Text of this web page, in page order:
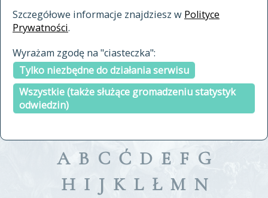
Szczegółowe informacje znajdziesz w Polityce
Prywatności.
Wyrażam zgodę na "ciasteczka":
Tylko niezbędne do działania serwisu
Wszystkie (także służące gromadzeniu statystyk
odwiedzin)
indeksie
a fronte
a tergo
A B C Ć D E F G
H I J K L Ł M N